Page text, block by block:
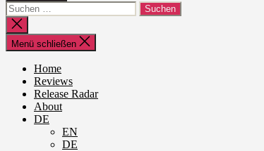
Suche
nach:
Suche
schließen
Menü schließen
Home
Reviews
Release Radar
About
DE
EN
DE